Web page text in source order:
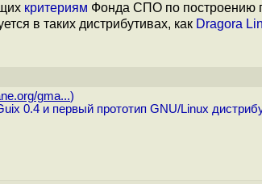
критериям Фонда СПО по построению
в таких дистрибутивах, как Dragora
gma...)
0.4 и первый прототип GNU/Linux